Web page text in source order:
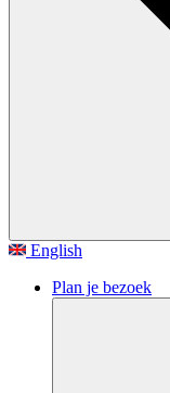
English
Plan je bezoek